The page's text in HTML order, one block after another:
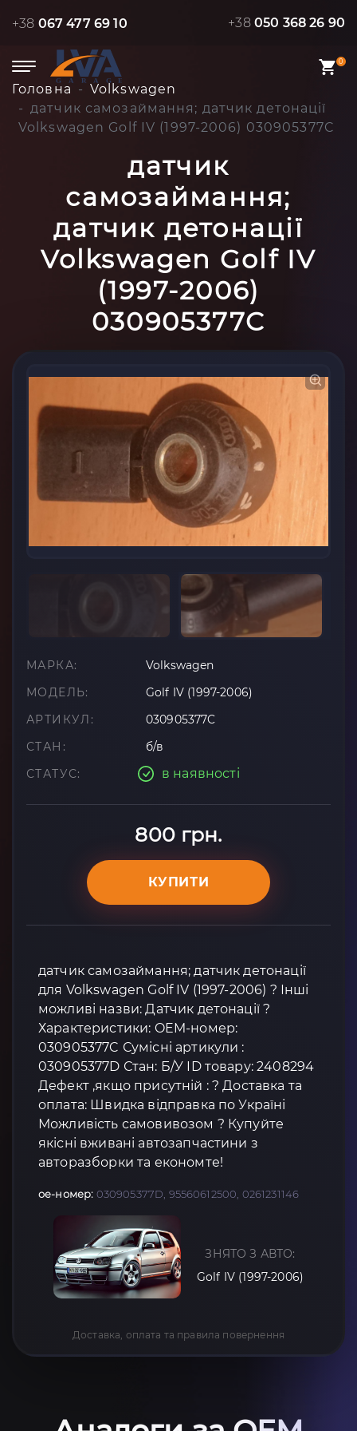
+38 067 477 69 10 +38 050 368 26 90
0
Головна
Volkswagen
датчик самозаймання; датчик детонації
Volkswagen Golf IV (1997-2006) 030905377C
датчик
самозаймання;
датчик детонації
Volkswagen Golf IV
(1997-2006)
030905377C
МАРКА:
Volkswagen
МОДЕЛЬ:
Golf IV (1997-2006)
АРТИКУЛ:
030905377C
СТАН:
б/в
СТАТУС:
в наявності
800 грн.
КУПИТИ
датчик самозаймання; датчик детонації
для Volkswagen Golf IV (1997-2006) ? Інші
можливі назви: Датчик детонації ?
Характеристики: OEM-номер:
030905377C Сумісні артикули :
030905377D Стан: Б/У ID товару: 2408294
Дефект ,якщо присутній : ? Доставка та
оплата: Швидка відправка по Україні
Можливість самовивозом ? Купуйте
якісні вживані автозапчастини з
авторазборки та економте!
oe-номер: 030905377D, 95560612500, 0261231146
ЗНЯТО З АВТО:
Golf IV (1997-2006)
Доставка, оплата та правила повернення